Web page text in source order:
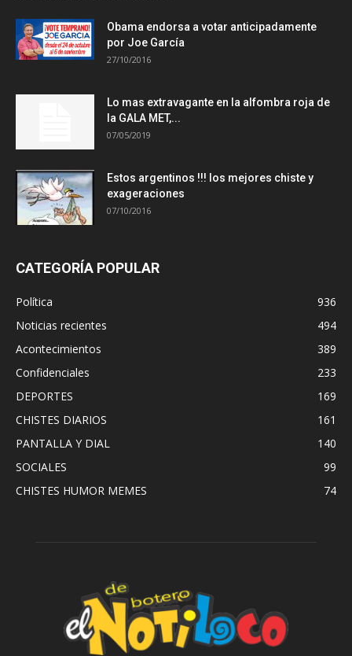
Obama endorsa a votar anticipadamente
por Joe García
27/10/2016
Lo mas extravagante en la alfombra roja de
la GALA MET,...
07/05/2019
Estos argentinos !!! los mejores chiste y
exageraciones
07/10/2016
CATEGORÍA POPULAR
Política
936
Noticias recientes
494
Acontecimientos
389
Confidenciales
233
DEPORTES
169
CHISTES DIARIOS
161
PANTALLA Y DIAL
140
SOCIALES
99
CHISTES HUMOR MEMES
74